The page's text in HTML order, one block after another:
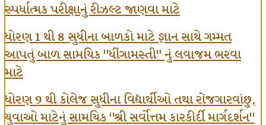
સ્પર્ધાત્મક પરીક્ષાનું રીઝલ્ટ જાણવા માટે
ધોરણ 1 થી 8 સુધીના બાળકો માટે જ્ઞાન સાથે ગમ્મત
આપતું બાળ સામયિક "ધીંગામસ્તી" નું લવાજમ ભરવા
માટે
ધોરણ 9 થી કોલેજ સુધીના વિદ્યાર્થીઓ તથા રોજગારવાંછુ,
યુવાઓ માટેનું સામયિક "શ્રી સર્વોત્તમ કારકીર્દી માર્ગદર્શન"